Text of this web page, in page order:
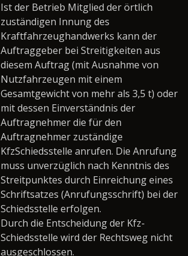
Ist der Betrieb Mitglied der örtlich
zuständigen Innung des
Kraftfahrzeughandwerks kann der
Auftraggeber bei Streitigkeiten aus
diesem Auftrag (mit Ausnahme von
Nutzfahrzeugen mit einem
Gesamtgewicht von mehr als 3,5 t) oder
mit dessen Einverständnis der
Auftragnehmer die für den
Auftragnehmer zuständige
KfzSchiedsstelle anrufen. Die Anrufung
muss unverzüglich nach Kenntnis des
Streitpunktes durch Einreichung eines
Schriftsatzes (Anrufungsschrift) bei der
Schiedsstelle erfolgen.
Durch die Entscheidung der Kfz-
Schiedsstelle wird der Rechtsweg nicht
ausgeschlossen.